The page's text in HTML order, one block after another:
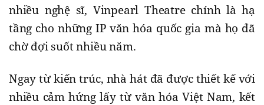
nhiều nghệ sĩ, Vinpearl Theatre chính là hạ
tầng cho những IP văn hóa quốc gia mà họ đã
chờ đợi suốt nhiều năm.
Ngay từ kiến trúc, nhà hát đã được thiết kế với
nhiều cảm hứng lấy từ văn hóa Việt Nam, kết